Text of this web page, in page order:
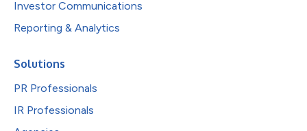
Investor Communications
Reporting & Analytics
Solutions
PR Professionals
IR Professionals